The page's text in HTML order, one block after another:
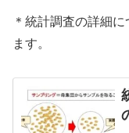
＊統計調査の詳細
ます。